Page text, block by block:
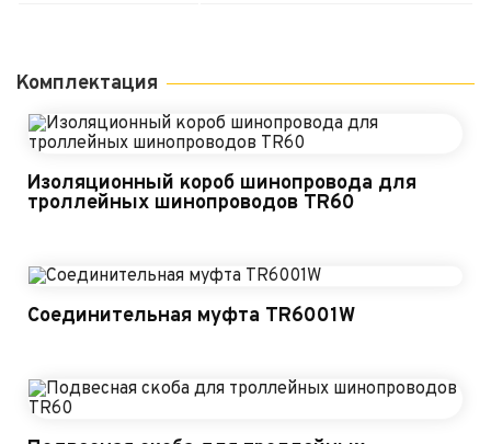
Комплектация
Изоляционный короб шинопровода для
троллейных шинопроводов TR60
Соединительная муфта TR6001W